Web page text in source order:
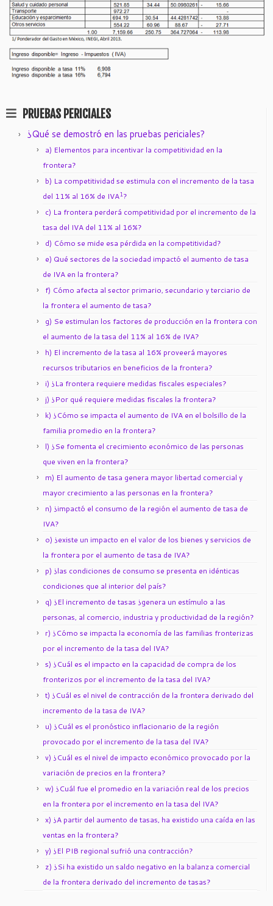
PRUEBAS PERICIALES
¿Qué se demostró en las pruebas periciales?
a) Elementos para incentivar la competitividad en la
frontera?
b) La competitividad se estimula con el incremento de la tasa
del 11% al 16% de IVA1?
c) La frontera perderá competitividad por el incremento de la
tasa del IVA del 11% al 16%?
d) Cómo se mide esa pérdida en la competitividad?
e) Qué sectores de la sociedad impactó el aumento de tasa
de IVA en la frontera?
f) Cómo afecta al sector primario, secundario y terciario de
la frontera el aumento de tasa?
g) Se estimulan los factores de producción en la frontera con
el aumento de la tasa del 11% al 16% de IVA?
h) El incremento de la tasa al 16% proveerá mayores
recursos tributarios en beneficios de la frontera?
i) ¿La frontera requiere medidas fiscales especiales?
j) ¿Por qué requiere medidas fiscales la frontera?
k) ¿Cómo se impacta el aumento de IVA en el bolsillo de la
familia promedio en la frontera?
l) ¿Se fomenta el crecimiento económico de las personas
que viven en la frontera?
m) El aumento de tasa genera mayor libertad comercial y
mayor crecimiento a las personas en la frontera?
n) ¿impactó el consumo de la región el aumento de tasa de
IVA?
o) ¿existe un impacto en el valor de los bienes y servicios de
la frontera por el aumento de tasa de IVA?
p) ¿las condiciones de consumo se presenta en idénticas
condiciones que al interior del país?
q) ¿El incremento de tasas ¿genera un estímulo a las
personas, al comercio, industria y productividad de la región?
r) ¿Cómo se impacta la economía de las familias fronterizas
por el incremento de la tasa del IVA?
s) ¿Cuál es el impacto en la capacidad de compra de los
fronterizos por el incremento de la tasa del IVA?
t) ¿Cuál es el nivel de contracción de la frontera derivado del
incremento de la tasa de IVA?
u) ¿Cuál es el pronóstico inflacionario de la región
provocado por el incremento de la tasa del IVA?
v) ¿Cuál es el nivel de impacto económico provocado por la
variación de precios en la frontera?
w) ¿Cuál fue el promedio en la variación real de los precios
en la frontera por el incremento en la tasa del IVA?
x) ¿A partir del aumento de tasas, ha existido una caída en las
ventas en la frontera?
y) ¿El PIB regional sufrió una contracción?
z) ¿Si ha existido un saldo negativo en la balanza comercial
de la frontera derivado del incremento de tasas?